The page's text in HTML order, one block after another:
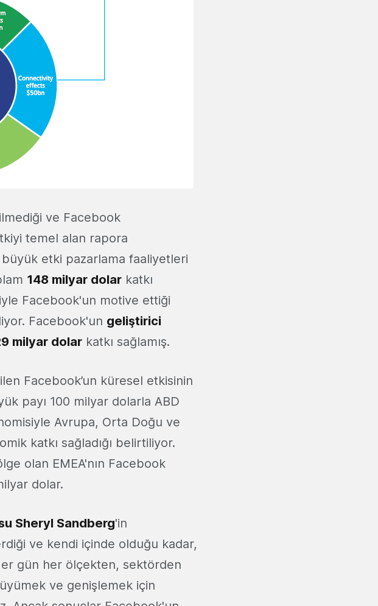
ve Facebook
temel alan rapora
etki pazarlama faaliyetleri
148 milyar dolar katkı
Facebook'un motive ettiği
Facebook'un geliştirici
milyar dolar katkı sağlamış.
Facebook’un küresel etkisinin
payı 100 milyar dolarla ABD
Avrupa, Orta Doğu ve
katkı sağladığı belirtiliyor.
olan EMEA'nın Facebook
dolar.
Sheryl Sandberg'in
ve kendi içinde olduğu kadar,
gün her ölçekten, sektörden
ve genişlemek için